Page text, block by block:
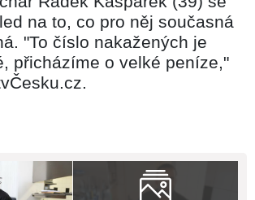
na to, co pro něj současná
"To číslo nakažených je
přicházíme o velké peníze,"